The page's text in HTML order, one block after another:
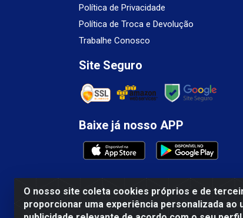
O nosso site coleta cookies próprios e de
proporcionar uma experiência personalizada ao
Política de Privacidade
Política de Troca e Devolução
Trabalhe Conosco
Site Seguro
Baixe já nosso APP
Mercosul Espumas Industriais LTDA